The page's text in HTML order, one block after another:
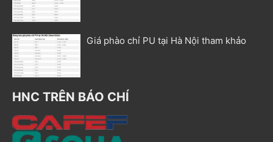
Giá phào chỉ PU tại Hà Nội tham khảo
HNC TRÊN BÁO CHÍ